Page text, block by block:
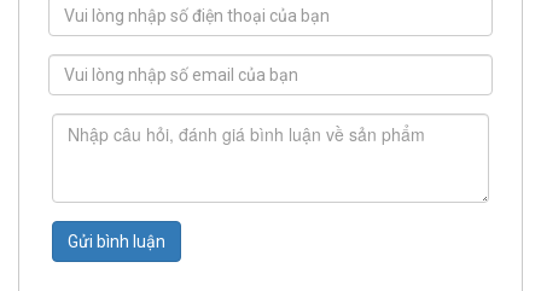
Gửi bình luận